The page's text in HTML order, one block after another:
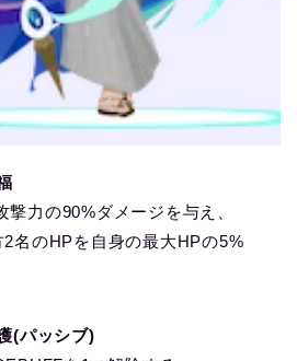
撃力の90%ダメージを与え、
名のHPを自身の最大HPの5%
(パッシブ)